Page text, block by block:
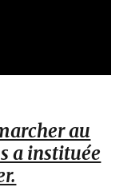
au
a instituée